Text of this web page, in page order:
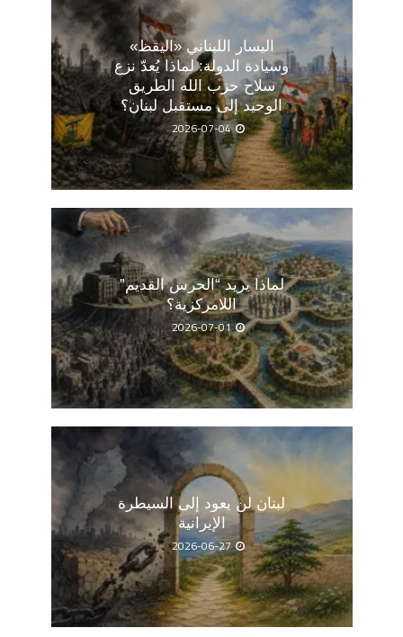
اليسار اللبناني «اليقظ»
وسيادة الدولة: لماذا يُعدّ نزع
سلاح حزب الله الطريق
الوحيد إلى مستقبل لبنان؟
2026-07-04
لماذا يريد “الحرس القديم”
اللامركزية؟
2026-07-01
لبنان لن يعود إلى السيطرة
الإيرانية
2026-06-27